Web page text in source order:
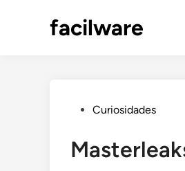
facilware
Publicado
Curiosidades